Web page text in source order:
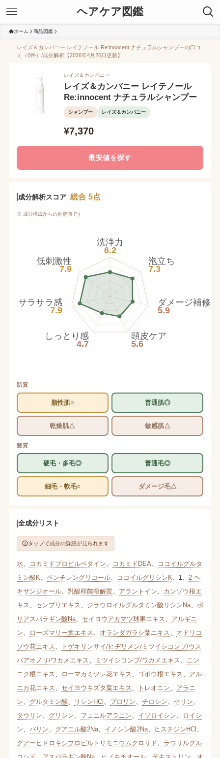
ヘアケア図鑑
ホーム 商品図鑑
レイズ＆カンパニー レイテノール Re:innocent ナチュラルシャンプーの口コ
ミ（0件）/成分解析【2026年4月26日更新】
レイズ＆カンパニー
レイズ＆カンパニー レイテノール
Re:innocent ナチュラルシャンプー
シャンプー レイズ＆カンパニー
¥7,370
最安値を探す
成分解析スコア 総合 5点
※ 成分構成からの推定値です
洗浄力
6.2
泡立ち
7.3
ダメージ補修
5.9
頭皮ケア
5.6
しっとり感
4.7
サラサラ感
7.9
低刺激性
7.9
肌質
脂性肌○ 普通肌◎
乾燥肌△ 敏感肌△
髪質
硬毛・多毛◎ 普通毛◎
細毛・軟毛○ ダメージ毛△
全成分リスト
タップで成分の詳細が見られます
水 コカミドプロピルベタイン コカミドDEA
ココイルグルタ
ミン酸K
ペンチレングリコール、 ココイルグリシンK 1
2-ヘ
キサンジオール、 乳酸桿菌溶解質、 アラントイン
カンゾウ根エ
キス
センブリエキス ジラウロイルグルタミン酸リシンNa、 ポ
リアスパラギン酸Na、 セイヨウアカマツ球果エキス
アルギニ
ン
ローズマリー葉エキス オランダガラシ葉エキス
オドリコ
ソウ花エキス
トゲキリンサイ/ヒヂリメン/ミツイシコンブ/ウス
バアオノリ/ワカメエキス
ミツイシコンブ/ワカメエキス
ニン
ニク根エキス
ローマカミツレ花エキス ゴボウ根エキス
アル
ニカ花エキス
セイヨウキズタ葉エキス トレオニン
アラニ
ン
グルタミン酸 リシンHCl プロリン チロシン セリン
タウリン
グリシン フェニルアラニン イソロイシン
ロイシ
ン
バリン グアニル酸2Na、 イノシン酸2Na、 ヒスチジンHCl
グアーヒドロキシプロピルトリモニウムクロリド
ラウリルグル
コシド
アスパラギン酸Na、 ヒノキチオール、 デキストリン
オ